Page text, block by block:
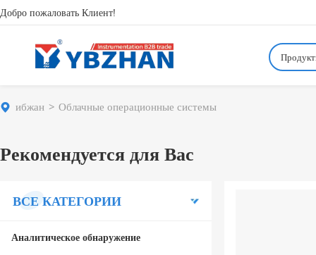
Добро пожаловать Клиент!
ибжан Облачные операционные системы
Рекомендуется для Вас
ВСЕ КАТЕГОРИИ
Аналитическое обнаружение